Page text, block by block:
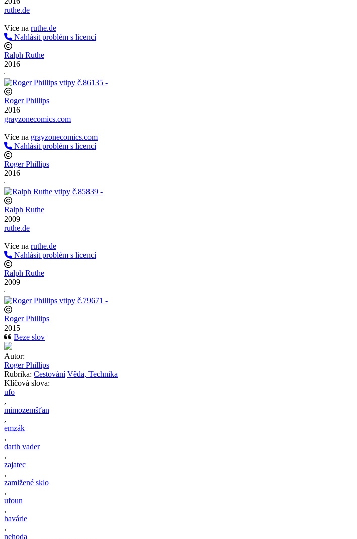
ruthe.de
Více na ruthe.de
Nahlásit problém s licencí
Ralph Ruthe
2016
Roger Phillips
2016
grayzonecomics.com
Více na grayzonecomics.com
Nahlásit problém s licencí
Roger Phillips
2016
Ralph Ruthe
2009
ruthe.de
Více na ruthe.de
Nahlásit problém s licencí
Ralph Ruthe
2009
Roger Phillips
2015
Beze slov
Autor:
Roger Phillips
Rubrika: Cestování Věda, Technika
Klíčová slova:
ufo
,
mimozemšťan
,
emzák
,
darth vader
,
zajatec
,
zamlžené sklo
,
ufoun
,
havárie
,
nehoda